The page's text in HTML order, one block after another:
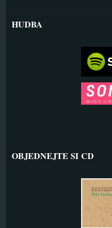
HUDBA
OBJEDNEJTE SI CD